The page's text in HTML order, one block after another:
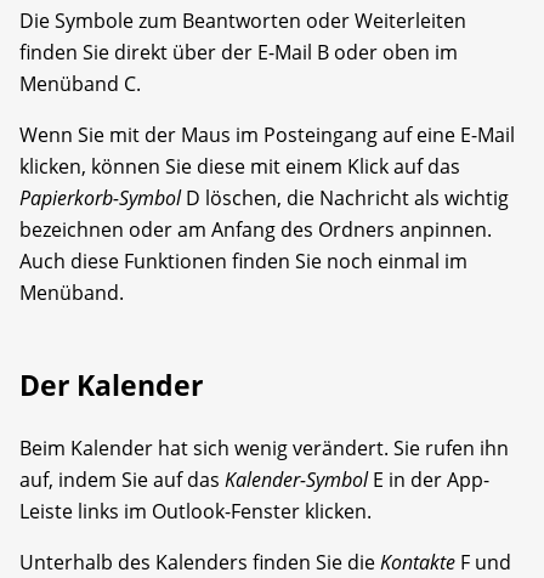
Die Symbole zum Beantworten oder Weiterleiten
finden Sie direkt über der E-Mail B oder oben im
Menüband C.
Wenn Sie mit der Maus im Posteingang auf eine E-Mail
klicken, können Sie diese mit einem Klick auf das
Papierkorb-SymbolD löschen, die Nachricht als wichtig
bezeichnen oder am Anfang des Ordners anpinnen.
Auch diese Funktionen finden Sie noch einmal im
Menü­band.
Der Kalender
Beim Kalender hat sich wenig verändert. Sie rufen ihn
auf, indem Sie auf das Kalender-SymbolE in der App-
Leiste links im Outlook-Fenster klicken.
Unterhalb des Kalenders finden Sie dieKontakte F und